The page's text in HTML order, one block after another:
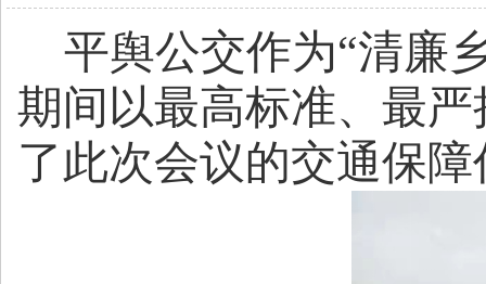
平舆公交作为“清廉
期间以最高标准、最
了此次会议的交通保